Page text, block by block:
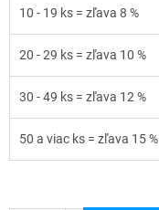
10 - 19 ks = zľava 8 %
20 - 29 ks = zľava 10 %
30 - 49 ks = zľava 12 %
50 a viac ks = zľava 15 %